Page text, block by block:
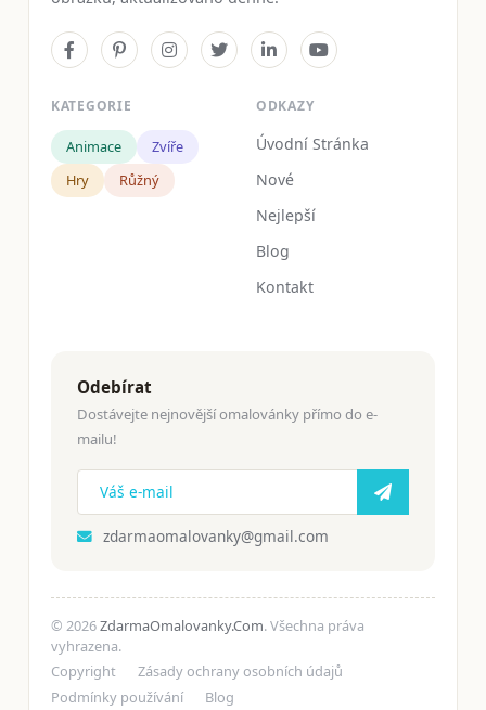
KATEGORIE
Animace
Zvíře
Hry
Růžný
ODKAZY
Úvodní Stránka
Nové
Nejlepší
Blog
Kontakt
Odebírat
Dostávejte nejnovější omalovánky přímo do e-
mailu!
zdarmaomalovanky@gmail.com
© 2026ZdarmaOmalovanky.Com. Všechna práva
vyhrazena.
Copyright
Zásady ochrany osobních údajů
Podmínky používání
Blog